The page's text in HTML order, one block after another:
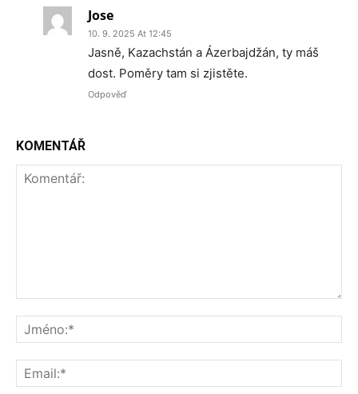
Jose
10. 9. 2025 At 12:45
Jasně, Kazachstán a Ázerbajdžán, ty máš
dost. Poměry tam si zjistěte.
Odpověď
KOMENTÁŘ